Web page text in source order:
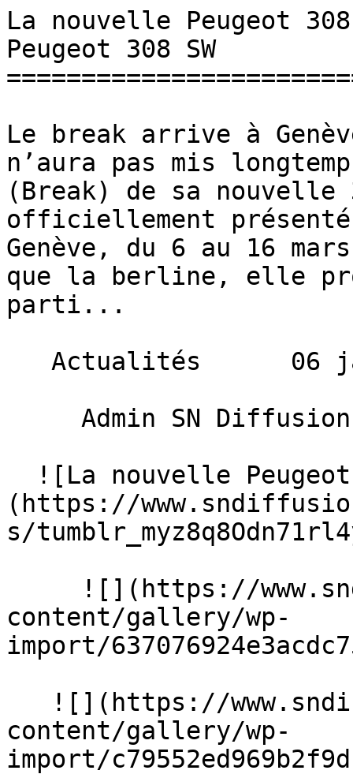
La nouvelle Peugeot
Peugeot 308 SW
Le break arrive à
n’aura pas mis
(Break) de sa nouvelle
officiellement
Genève, du 6 au 16
que la berline, elle
parti...
(https://
s/
content/gallery/wp-
import/
content/gallery/wp-
import/